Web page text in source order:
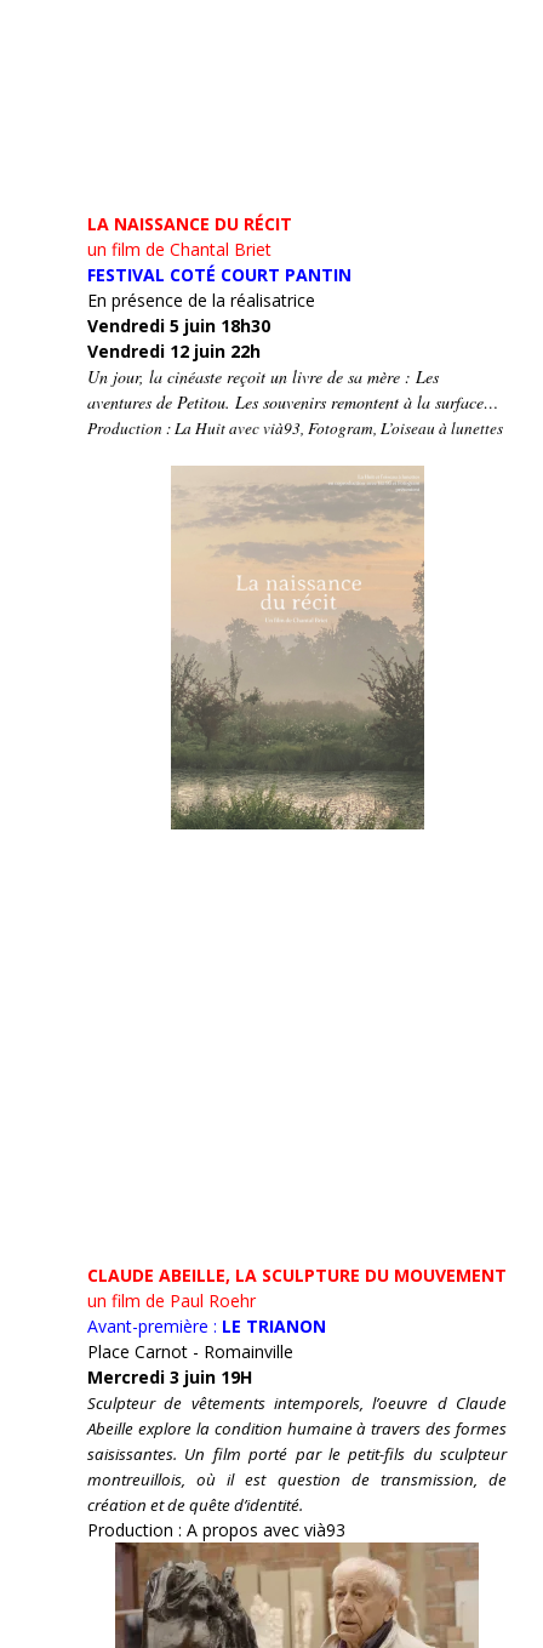
LA NAISSANCE DU RÉCIT
un film de Chantal Briet
FESTIVAL COTÉ COURT PANTIN
En présence de la réalisatrice
Vendredi 5 juin 18h30
Vendredi 12 juin 22h
Un jour, la cinéaste reçoit un livre de sa mère : Les
aventures de Petitou. Les souvenirs remontent à la surface…
Production : La Huit avec vià93, Fotogram, L’oiseau à lunettes
CLAUDE ABEILLE, LA SCULPTURE DU MOUVEMENT
un film de Paul Roehr
Avant-première : LE TRIANON
Place Carnot - Romainville
Mercredi 3 juin 19H
Sculpteur de vêtements intemporels, l’oeuvre d Claude
Abeille explore la condition humaine à travers des formes
saisissantes. Un film porté par le petit-fils du sculpteur
montreuillois, où il est question de transmission, de
création et de quête d’identité.
Production : A propos avec vià93